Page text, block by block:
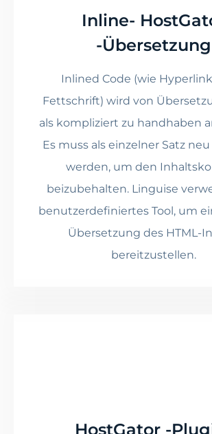
Inline-
-Übersetzung
Inlined Code (wie
Fettschrift) wird von
als kompliziert zu handhaben
Es muss als einzelner Satz
werden, um den
beizubehalten. Linguise
benutzerdefiniertes Tool, um
Übersetzung des HTML-
bereitzustellen.
HostGator -